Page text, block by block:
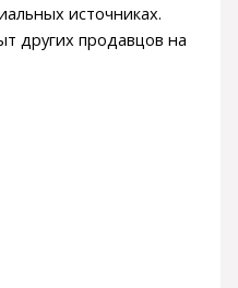
источниках.
других продавцов на